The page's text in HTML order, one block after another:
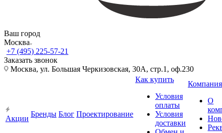
Ваш город
Москва
+7 (495) 225-57-21
Заказать звонок
Москва, ул. Большая Черкизовская, 30А, стр.1, оф.230
Акции
Бренды Блог Проектирование
Как купить
Условия
оплаты
Условия
доставки
Компания
О